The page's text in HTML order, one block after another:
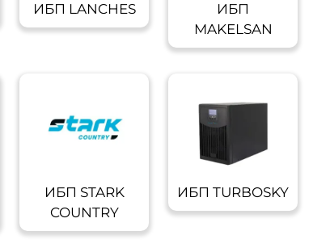
ИБП LANCHES
ИБП
MAKELSAN
ИБП STARK
COUNTRY
ИБП TURBOSKY